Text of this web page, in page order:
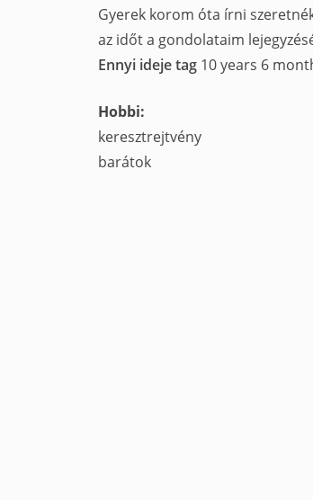
Gyerek korom óta írni
az időt a gondolataim
Ennyi ideje tag 10 years 6
Hobbi:
keresztrejtvény
barátok